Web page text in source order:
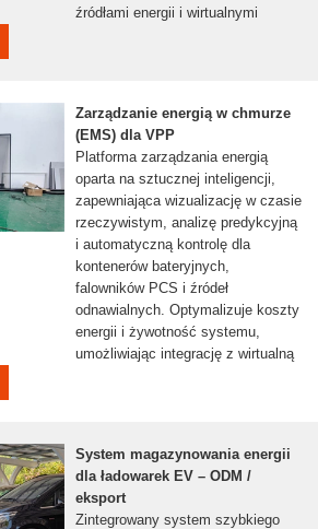
źródłami energii i wirtualnymi
Zarządzanie energią w chmurze
(EMS) dla VPP
Platforma zarządzania energią
oparta na sztucznej inteligencji,
zapewniająca wizualizację w czasie
rzeczywistym, analizę predykcyjną
i automatyczną kontrolę dla
kontenerów bateryjnych,
falowników PCS i źródeł
odnawialnych. Optymalizuje koszty
energii i żywotność systemu,
umożliwiając integrację z wirtualną
System magazynowania energii
dla ładowarek EV – ODM /
eksport
Zintegrowany system szybkiego